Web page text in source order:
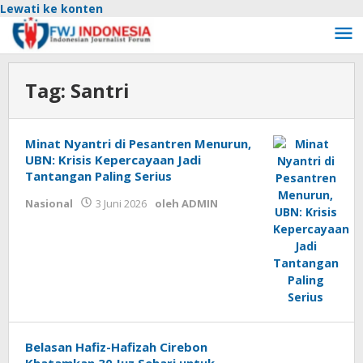
Lewati ke konten
Tag: Santri
Minat Nyantri di Pesantren Menurun,
UBN: Krisis Kepercayaan Jadi
Tantangan Paling Serius
Nasional 3 Juni 2026 oleh ADMIN
Belasan Hafiz-Hafizah Cirebon